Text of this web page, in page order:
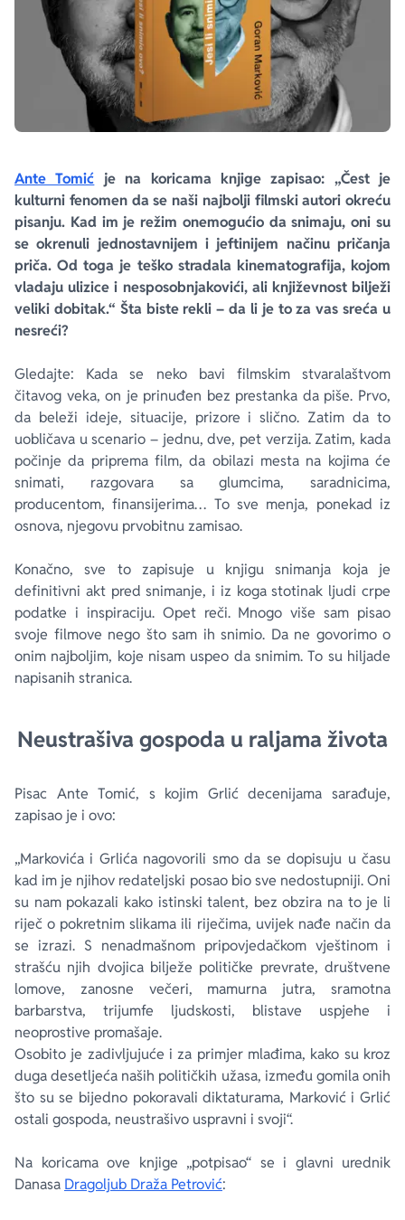
Ante Tomić je na koricama knjige zapisao: „Čest je
kulturni fenomen da se naši najbolji filmski autori okreću
pisanju. Kad im je režim onemogućio da snimaju, oni su
se okrenuli jednostavnijem i jeftinijem načinu pričanja
priča. Od toga je teško stradala kinematografija, kojom
vladaju ulizice i nesposobnjakovići, ali književnost bilježi
veliki dobitak.“ Šta biste rekli – da li je to za vas sreća u
nesreći?
Gledajte: Kada se neko bavi filmskim stvaralaštvom
čitavog veka, on je prinuđen bez prestanka da piše. Prvo,
da beleži ideje, situacije, prizore i slično. Zatim da to
uobličava u scenario – jednu, dve, pet verzija. Zatim, kada
počinje da priprema film, da obilazi mesta na kojima će
snimati, razgovara sa glumcima, saradnicima,
producentom, finansijerima… To sve menja, ponekad iz
osnova, njegovu prvobitnu zamisao.
Konačno, sve to zapisuje u knjigu snimanja koja je
definitivni akt pred snimanje, i iz koga stotinak ljudi crpe
podatke i inspiraciju. Opet reči. Mnogo više sam pisao
svoje filmove nego što sam ih snimio. Da ne govorimo o
onim najboljim, koje nisam uspeo da snimim. To su hiljade
napisanih stranica.
Neustrašiva gospoda u raljama života
Pisac Ante Tomić, s kojim Grlić decenijama sarađuje,
zapisao je i ovo:
„Markovića i Grlića nagovorili smo da se dopisuju u času
kad im je njihov redateljski posao bio sve nedostupniji. Oni
su nam pokazali kako istinski talent, bez obzira na to je li
riječ o pokretnim slikama ili riječima, uvijek nađe način da
se izrazi. S nenadmašnom pripovjedačkom vještinom i
strašću njih dvojica bilježe političke prevrate, društvene
lomove, zanosne večeri, mamurna jutra, sramotna
barbarstva, trijumfe ljudskosti, blistave uspjehe i
neoprostive promašaje.
Osobito je zadivljujuće i za primjer mlađima, kako su kroz
duga desetljeća naših političkih užasa, između gomila onih
što su se bijedno pokoravali diktaturama, Marković i Grlić
ostali gospoda, neustrašivo uspravni i svoji“.
Na koricama ove knjige „potpisao“ se i glavni urednik
Danasa Dragoljub Draža Petrović: